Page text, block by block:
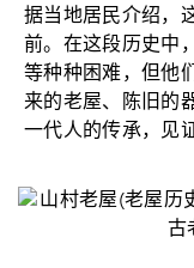
据当地居民介绍，
前。在这段历史中
等种种困难，但他
来的老屋、陈旧的
一代人的传承，见